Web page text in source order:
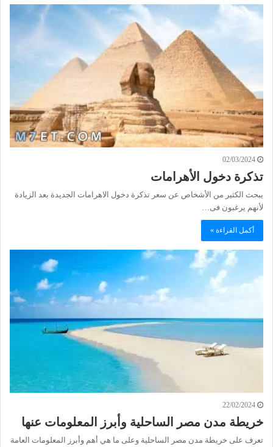
02/03/2024
تذكرة دخول الأهرامات
يبحث الكثير من الأشخاص عن سعر تذكرة دخول الاهرامات الجديدة بعد الزيادة
لأنهم يرغبون فى…
أكمل القراءة »
22/02/2024
خريطة مدن مصر الساحلية وأبرز المعلومات عنها
تعرف على خريطة مدن مصر الساحلية وعلى ما هي أهم وأبرز المعلومات العامة